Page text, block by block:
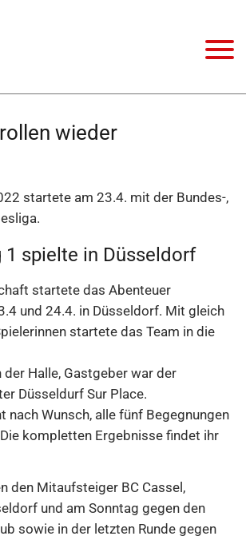
wieder
startete am 23.4. mit der Bundes-,
1 spielte in Düsseldorf
startete das Abenteuer
und 24.4. in Düsseldorf. Mit gleich
startete das Team in die
Halle, Gastgeber war der
Düsseldurf Sur Place.
nach Wunsch, alle fünf Begegnungen
kompletten Ergebnisse findet ihr
den Mitaufsteiger BC Cassel,
und am Sonntag gegen den
sowie in der letzten Runde gegen